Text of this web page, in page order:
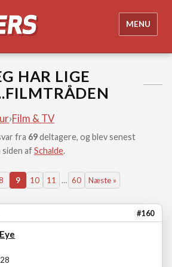
MENU
HAR LIGE
›Film & TV
fra 69deltagere, og blev senest
afSchalde.
9 10 11 … 60 Næste »
#160